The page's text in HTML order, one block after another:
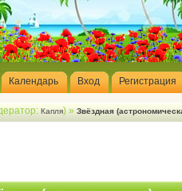
Календарь Вход Регистрация
Капля) » Звёздная